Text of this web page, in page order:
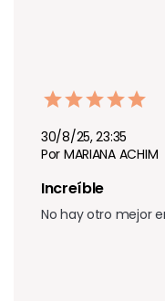
30/8/25, 23:35
Por MARIANA ACHIM
Increíble
No hay otro mejor